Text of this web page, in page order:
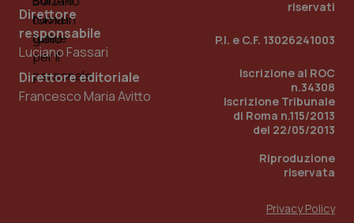
Direttore
responsabile
Luciano Fassari
Direttore editoriale
Francesco Maria Avitto
riservati
P.I. e C.F. 13026241003
Iscrizione al ROC
n.34308
Iscrizione Tribunale
di Roma n.115/2013
del 22/05/2013
Riproduzione
riservata
Privacy Policy
PHP.net
www.quotidianosanita.it